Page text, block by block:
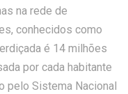
na rede de
conhecidos como
é 14 milhões
por cada habitante
pelo Sistema Nacional